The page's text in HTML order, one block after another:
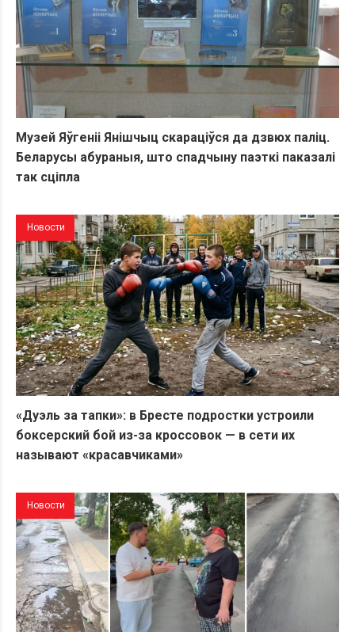
Музей Яўгеніі Янішчыц скараціўся да дзвюх паліц.
Беларусы абураныя, што спадчыну паэткі паказалі
так сціпла
Новости
«Дуэль за тапки»: в Бресте подростки устроили
боксерский бой из-за кроссовок — в сети их
называют «красавчиками»
Новости